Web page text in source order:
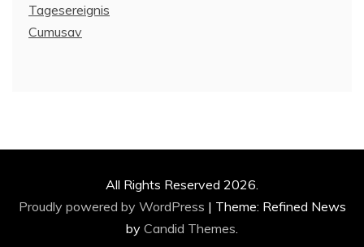
Tagesereignis
Cumusav
All Rights Reserved 2026.
Proudly powered by WordPress | Theme: Refined News
by Candid Themes